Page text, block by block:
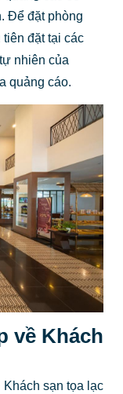
Để đặt phòng
đặt tại các
nhiên của
quảng cáo.
về Khách
Khách sạn tọa lạc